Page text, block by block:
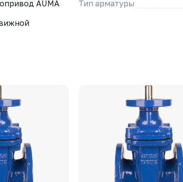
AUMA
Тип арматуры